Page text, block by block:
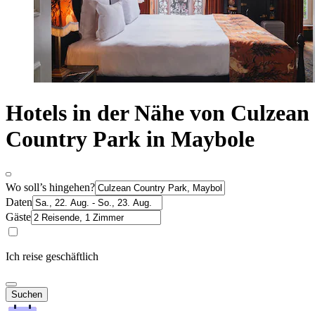
Hotels in der Nähe von Culzean
Country Park in Maybole
Wo soll’s hingehen?
Daten
Gäste
Ich reise geschäftlich
Suchen